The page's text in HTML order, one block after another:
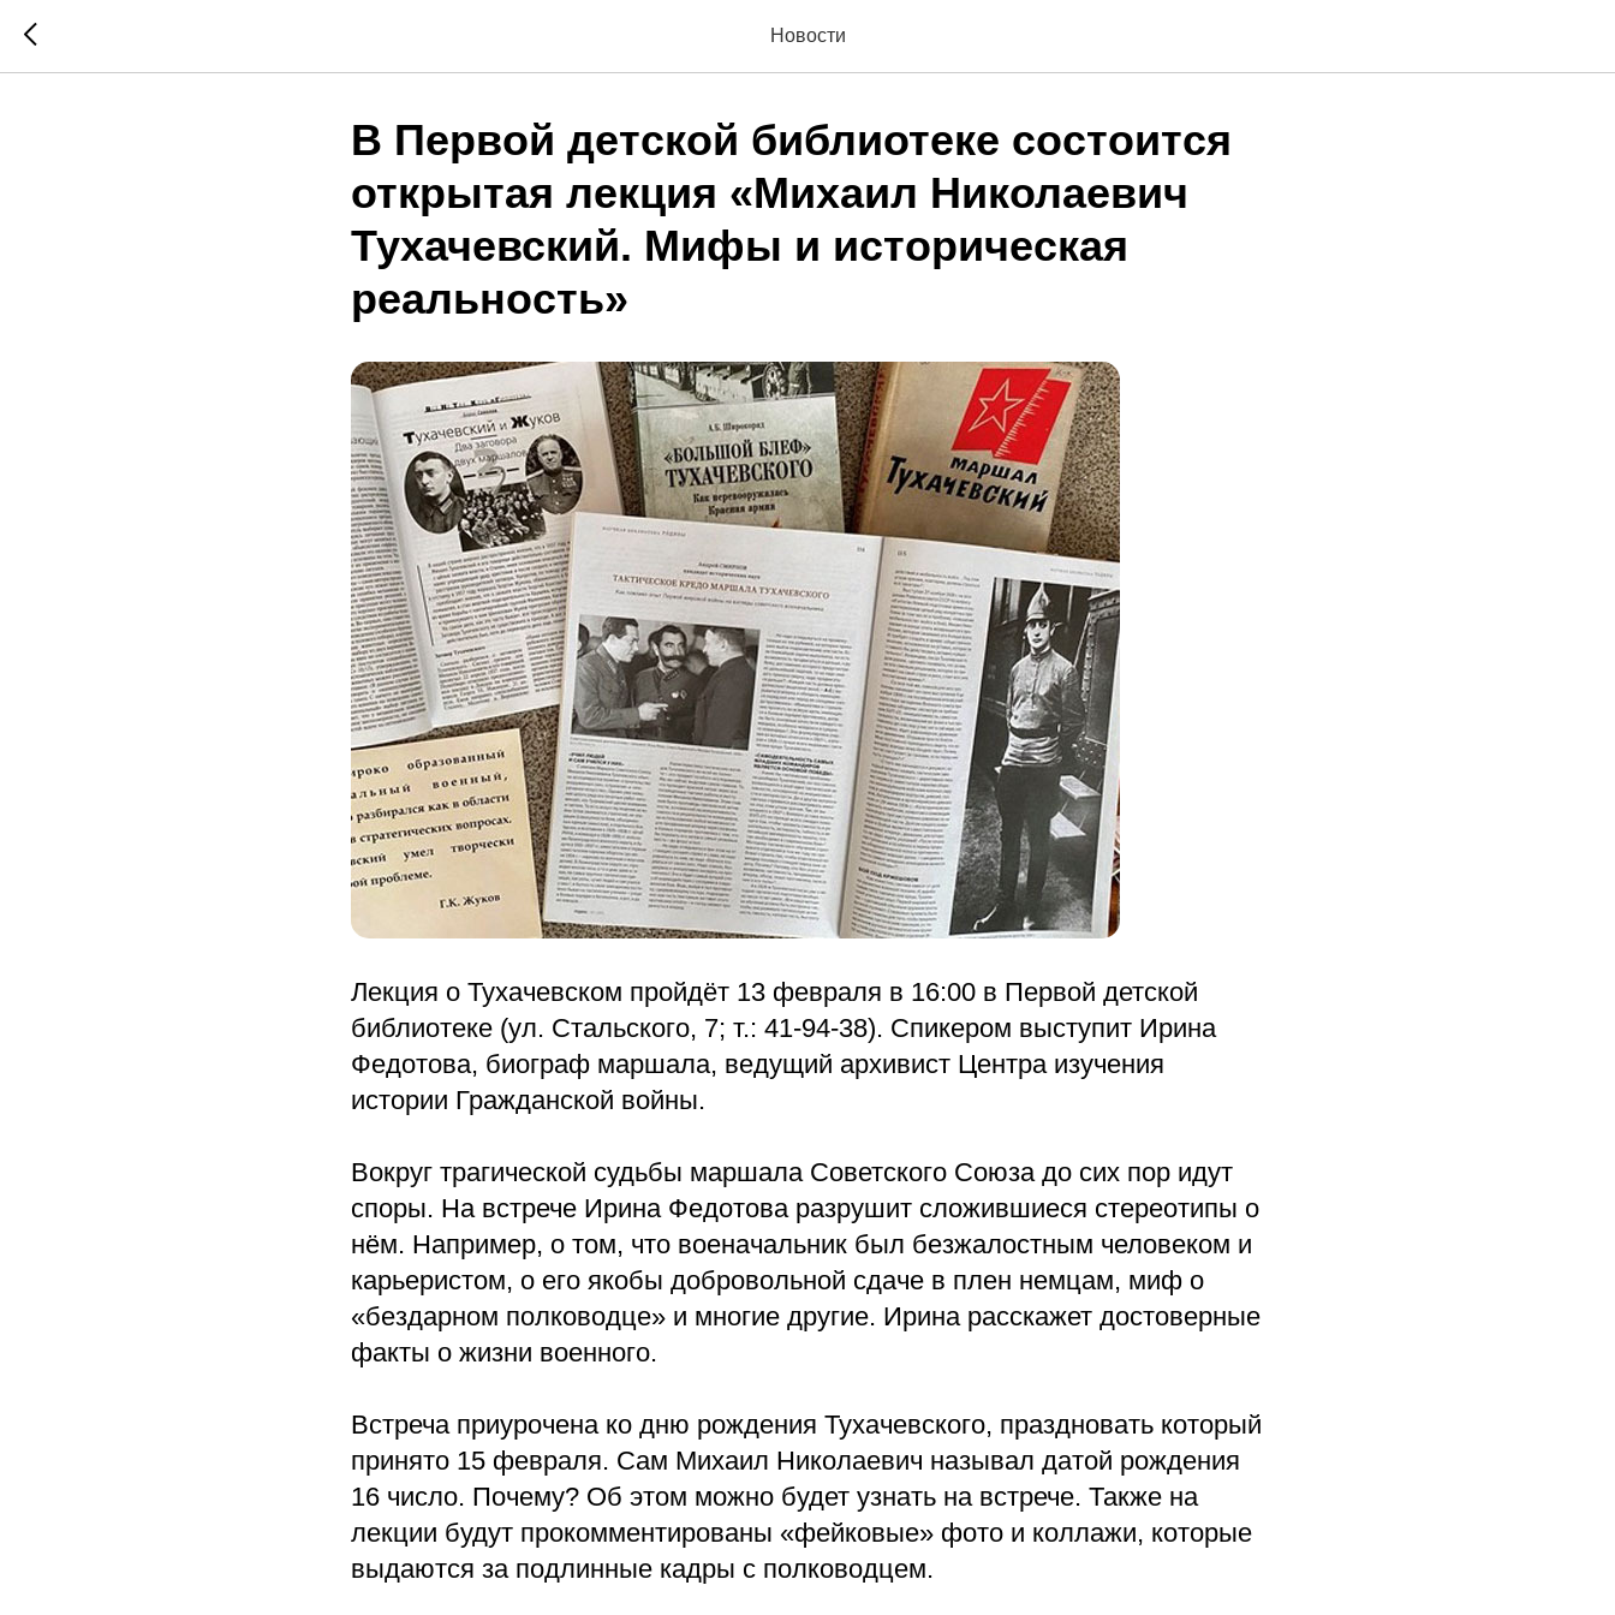
Новости
В Первой детской библиотеке состоится
открытая лекция «Михаил Николаевич
Тухачевский. Мифы и историческая
реальность»
Лекция о Тухачевском пройдёт 13 февраля в 16:00 в Первой детской
библиотеке (ул. Стальского, 7; т.: 41-94-38). Спикером выступит Ирина
Федотова, биограф маршала, ведущий архивист Центра изучения
истории Гражданской войны.
Вокруг трагической судьбы маршала Советского Союза до сих пор идут
споры. На встрече Ирина Федотова разрушит сложившиеся стереотипы о
нём. Например, о том, что военачальник был безжалостным человеком и
карьеристом, о его якобы добровольной сдаче в плен немцам, миф о
«бездарном полководце» и многие другие. Ирина расскажет достоверные
факты о жизни военного.
Встреча приурочена ко дню рождения Тухачевского, праздновать который
принято 15 февраля. Сам Михаил Николаевич называл датой рождения
16 число. Почему? Об этом можно будет узнать на встрече. Также на
лекции будут прокомментированы «фейковые» фото и коллажи, которые
выдаются за подлинные кадры с полководцем.